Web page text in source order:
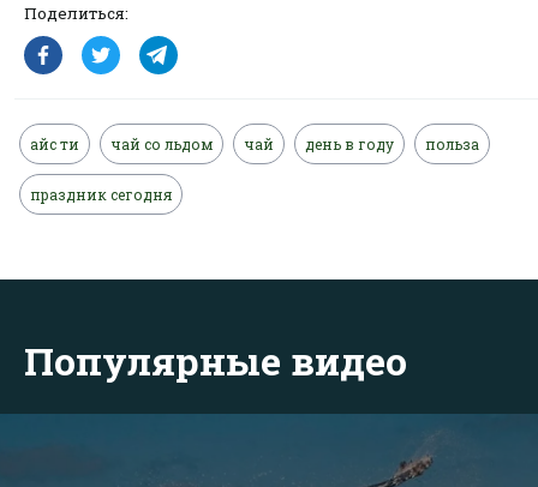
Поделиться:
айс ти чай со льдом чай день в году польза
праздник сегодня
Популярные видео